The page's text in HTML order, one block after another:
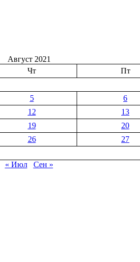
Август 2021
Чт Пт
5 6
12 13
19 20
26 27
« Июл
Сен »